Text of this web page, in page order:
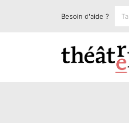
Besoin d'aide ?